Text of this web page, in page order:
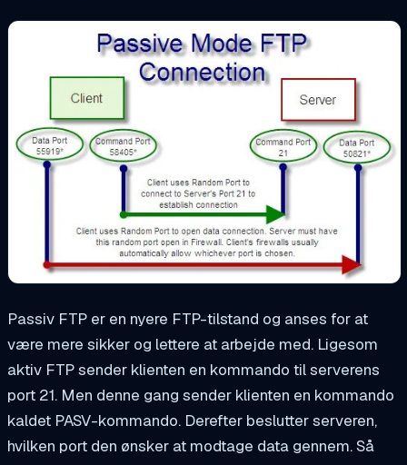
Passiv FTP er en nyere FTP-tilstand og anses for at
være mere sikker og lettere at arbejde med. Ligesom
aktiv FTP sender klienten en kommando til serverens
port 21. Men denne gang sender klienten en kommando
kaldet PASV-kommando. Derefter beslutter serveren,
hvilken port den ønsker at modtage data gennem. Så